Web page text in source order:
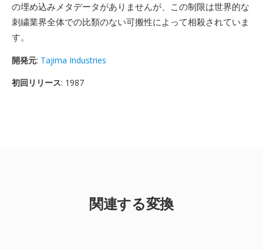
の埋め込みメタデータがありませんが、この制限は世界的な
刺繍業界全体での比類のない可搬性によって相殺されていま
す。
開発元: Tajima Industries
初回リリース: 1987
関連する変換